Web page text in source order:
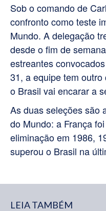
Sob o comando de
confronto como teste
Mundo. A delegação
desde o fim de
estreantes
31, a equipe tem
o Brasil vai encarar a
As duas seleções são
do Mundo: a França
eliminação em 1986,
superou o Brasil na
LEIA TAMBÉM